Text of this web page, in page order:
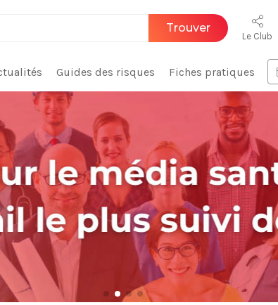
Trouver
Le Club
Guides des risques Fiches pratiques